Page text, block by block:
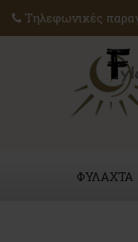
Τηλεφωνικές
ΦΥΛΑΧΤΑ